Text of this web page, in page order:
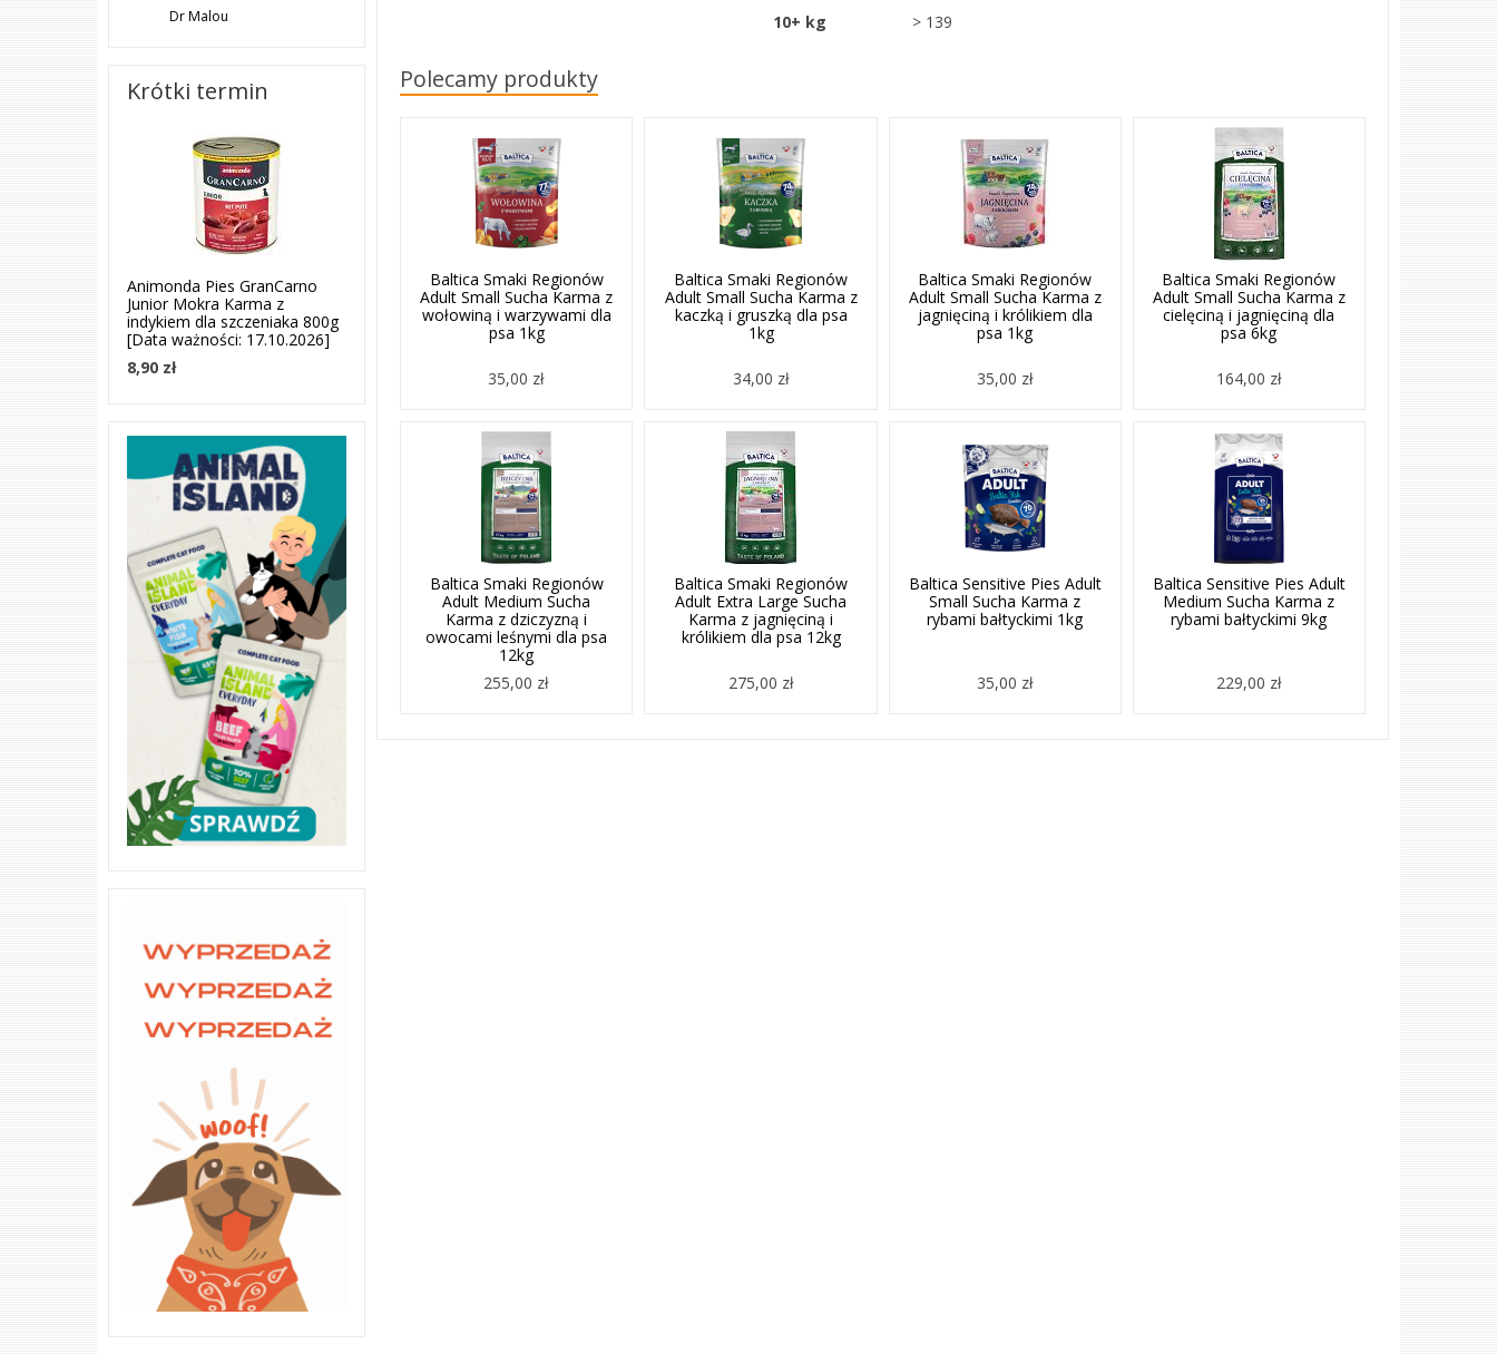
10+ kg
> 139
Polecamy produkty
Baltica Smaki Regionów
Adult Small Sucha Karma z
wołowiną i warzywami dla
psa 1kg
35,00 zł
Baltica Smaki Regionów
Adult Small Sucha Karma z
kaczką i gruszką dla psa
1kg
34,00 zł
Baltica Smaki Regionów
Adult Small Sucha Karma z
jagnięciną i królikiem dla
psa 1kg
35,00 zł
Baltica Smaki Regionów
Adult Small Sucha Karma z
cielęciną i jagnięciną dla
psa 6kg
164,00 zł
Baltica Smaki Regionów
Adult Medium Sucha
Karma z dziczyzną i
owocami leśnymi dla psa
12kg
255,00 zł
Baltica Smaki Regionów
Adult Extra Large Sucha
Karma z jagnięciną i
królikiem dla psa 12kg
275,00 zł
Baltica Sensitive Pies Adult
Small Sucha Karma z
rybami bałtyckimi 1kg
35,00 zł
Baltica Sensitive Pies Adult
Medium Sucha Karma z
rybami bałtyckimi 9kg
229,00 zł
Dr Malou
Krótki termin
Animonda Pies GranCarno
Junior Mokra Karma z
indykiem dla szczeniaka 800g
[Data ważności: 17.10.2026]
8,90 zł